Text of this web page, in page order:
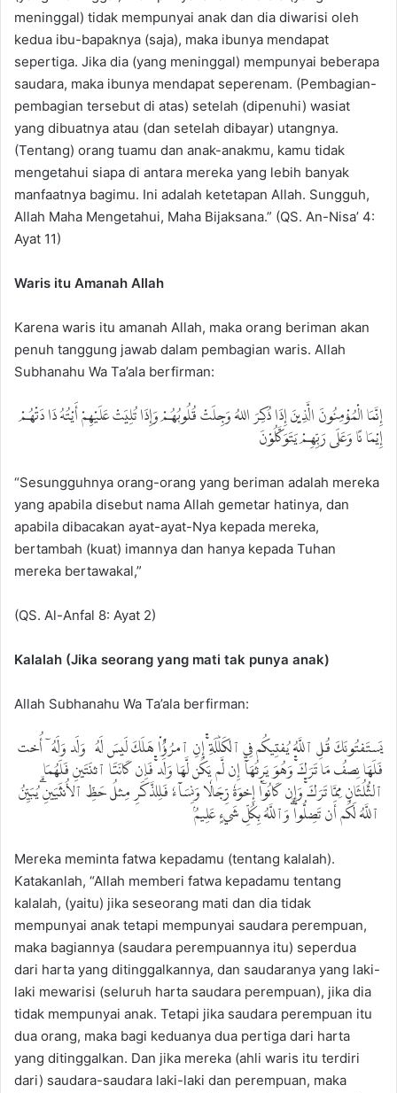
meninggal) tidak mempunyai anak dan dia diwarisi oleh
kedua ibu-bapaknya (saja), maka ibunya mendapat
sepertiga. Jika dia (yang meninggal) mempunyai beberapa
saudara, maka ibunya mendapat seperenam. (Pembagian-
pembagian tersebut di atas) setelah (dipenuhi) wasiat
yang dibuatnya atau (dan setelah dibayar) utangnya.
(Tentang) orang tuamu dan anak-anakmu, kamu tidak
mengetahui siapa di antara mereka yang lebih banyak
manfaatnya bagimu. Ini adalah ketetapan Allah. Sungguh,
Allah Maha Mengetahui, Maha Bijaksana.” (QS. An-Nisa’ 4:
Ayat 11)
Waris itu Amanah Allah
Karena waris itu amanah Allah, maka orang beriman akan
penuh tanggung jawab dalam pembagian waris. Allah
Subhanahu Wa Ta’ala berfirman:
إِنَّمَا الْمُؤْمِنُونَ الَّذِينَ إِذَا ذُكِرَ اللهُ وَجِلَتْ قُلُوبُهُمْ وَإِذَا تُلِيَتْ عَلَيْهِمْ أَيْتُهُ ذَا دَتْهُمْ
إِيْمَا نًا وَعَلَى رَبِّهِمْ يَتَوَكَّلُوْنَ
“Sesungguhnya orang-orang yang beriman adalah mereka
yang apabila disebut nama Allah gemetar hatinya, dan
apabila dibacakan ayat-ayat-Nya kepada mereka,
bertambah (kuat) imannya dan hanya kepada Tuhan
mereka bertawakal,”
(QS. Al-Anfal 8: Ayat 2)
Kalalah (Jika seorang yang mati tak punya anak)
Allah Subhanahu Wa Ta’ala berfirman:
يَسۡتَفۡتُونَكَ قُلِ ٱللَّهُ يُفۡتِيكُمۡ فِي ٱلۡكَلَٰلَةِۚ إِنِ ٱمۡرُؤٌاْ هَلَكَ لَيۡسَ لَهُۥ وَلَدٞ وَلَهُۥٓ أُخۡتٞ
فَلَهَا نِصۡفُ مَا تَرَكَۚ وَهُوَ يَرِثُهَآ إِن لَّمۡ يَكُن لَّهَا وَلَدٞۚ فَإِن كَانَتَا ٱثۡنَتَيۡنِ فَلَهُمَا
ٱلثُّلُثَانِ مِمَّا تَرَكَۚ وَإِن كَانُوٓاْ إِخۡوَةٗ رِّجَالٗا وَنِسَآءٗ فَلِلذَّكَرِ مِثۡلُ حَظِّ ٱلۡأُنثَيَيۡنِۗ يُبَيِّنُ
Mereka meminta fatwa kepadamu (tentang kalalah).
Katakanlah, “Allah memberi fatwa kepadamu tentang
kalalah, (yaitu) jika seseorang mati dan dia tidak
mempunyai anak tetapi mempunyai saudara perempuan,
maka bagiannya (saudara perempuannya itu) seperdua
dari harta yang ditinggalkannya, dan saudaranya yang laki-
laki mewarisi (seluruh harta saudara perempuan), jika dia
tidak mempunyai anak. Tetapi jika saudara perempuan itu
dua orang, maka bagi keduanya dua pertiga dari harta
yang ditinggalkan. Dan jika mereka (ahli waris itu terdiri
dari) saudara-saudara laki-laki dan perempuan, maka